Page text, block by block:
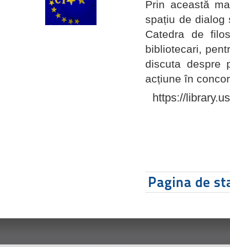
Prin această
spațiu de dialog
Catedra de
bibliotecari,
discuta despre
acțiune în
https://
Pagina de